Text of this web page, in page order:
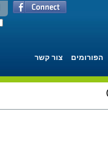
הפורומים צור קשר